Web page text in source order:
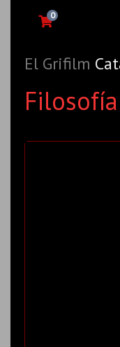
0
El Grifilm
Filosofía